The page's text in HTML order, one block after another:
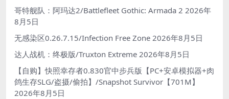
哥特舰队：阿玛达2/Battlefleet Gothic: Armada 2 2026年
8月5日
无感染区0.26.7.15/Infection Free Zone 2026年8月5日
达人战机：终极版/Truxton Extreme 2026年8月5日
【自购】快照幸存者0.830官中步兵版【PC+安卓模拟器+肉
鸽生存SLG/盗摄/偷拍】/Snapshot Survivor【701M】
2026年8月5日